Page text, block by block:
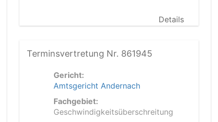
Details
Terminsvertretung Nr. 861945
Gericht:
Amtsgericht Andernach
Fachgebiet:
Geschwindigkeitsüberschreitung